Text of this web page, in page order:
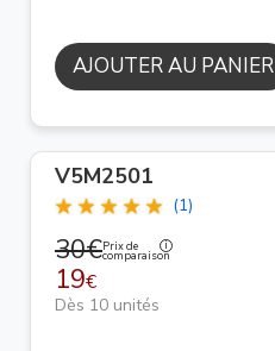
AJOUTER AU PANIER
V5M2501
(1)
30€Prix de
comparaison
19€
Dès 10 unités